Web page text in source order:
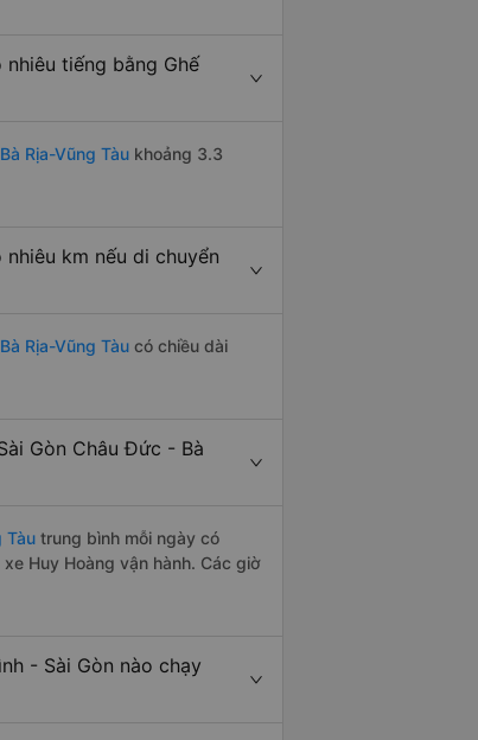
nhiêu tiếng bằng Ghế
Rịa-Vũng Tàu khoảng 3.3
km nếu di chuyển
Rịa-Vũng Tàu có chiều dài
Gòn Châu Đức - Bà
Tàu trung bình mỗi ngày có
Huy Hoàng vận hành. Các giờ
- Sài Gòn nào chạy